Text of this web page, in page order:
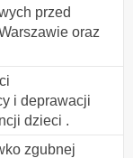
przed
oraz
i deprawacji
dzieci .
zgubnej